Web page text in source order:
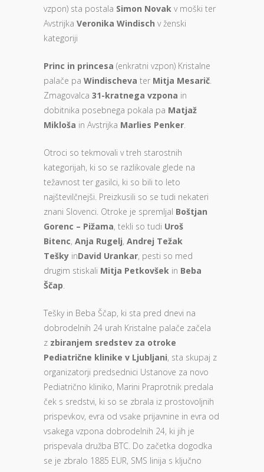
vzpon) sta postala Simon Novak v moški ter
Avstrijka Veronika Windisch v ženski
kategoriji
Princ in princesa (enkratni vzpon) Kristalne
palače pa Windischeva ter Mitja Mesarič.
Zmagovalca 31-kratnega vzpona in
dobitnika posebnega pokala pa Matjaž
Mikloša in Avstrijka Marlies Penker.
Otroci so tekmovali v treh starostnih
kategorijah, ki so se razlikovale glede na
težavnost ter gasilci, ki so bili to leto
najštevilčnejši. Preizkusili so se tudi nekateri
znani Slovenci. Otroke je spremljal Boštjan
Gorenc – Pižama, tekli so tudi Uroš
Bitenc, Anja Rugelj, Andrej Težak
Tešky inDavid Urankar, pesti so med
drugim stiskali Mitja Petkovšek in Beba
Ščap.
Tešky in Beba Ščap, ki sta pred dnevi na
dobrodelnih 24 urah Kristalne palače začela
z zbiranjem sredstev za otroke
Pediatrične klinike v Ljubljani, sta skupaj z
organizatorji predsednici Ustanove za novo
Pediatrično kliniko, Marini Praprotnik predala
ček s sredstvi, ki so se zbrala iz prostovoljnih
prispevkov, evra od vsake prijavnine in evra od
vsakega vzpona dobrodelnih 24, ki jih je
prispevala družba BTC. Do začetka dogodka
se je zbralo 1885 EUR, SMS linija s ključno